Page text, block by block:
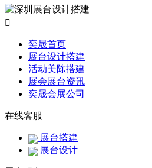

奕晟首页
展台设计搭建
活动美陈搭建
展会展台资讯
奕晟会展公司
在线客服
展台搭建
展台设计